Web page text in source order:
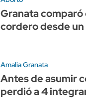
Granata
cordero desde
Amalia Granata
Antes de asumir
perdió a 4